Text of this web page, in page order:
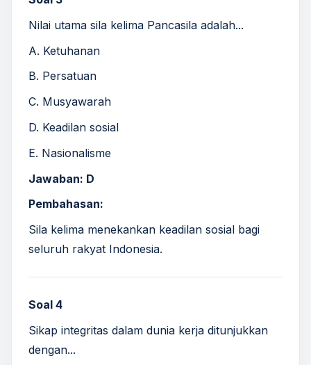
Nilai utama sila kelima Pancasila adalah...
A. Ketuhanan
B. Persatuan
C. Musyawarah
D. Keadilan sosial
E. Nasionalisme
Jawaban: D
Pembahasan:
Sila kelima menekankan keadilan sosial bagi
seluruh rakyat Indonesia.
Soal 4
Sikap integritas dalam dunia kerja ditunjukkan
dengan...